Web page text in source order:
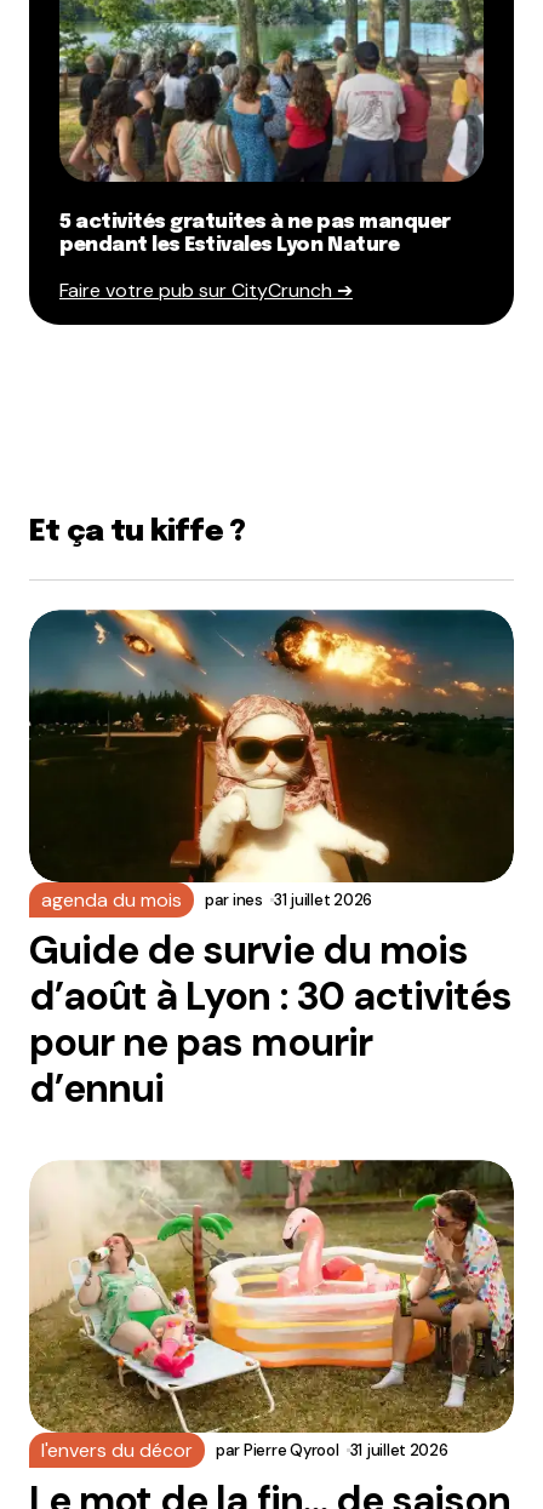
5 activités gratuites à ne pas manquer
pendant les Estivales Lyon Nature
Faire votre pub sur CityCrunch ➔
Et ça tu kiffe ?
agenda du mois parines 31 juillet 2026
Guide de survie du mois
d’août à Lyon : 30 activités
pour ne pas mourir
d’ennui
l'envers du décor parPierre Qyrool 31 juillet 2026